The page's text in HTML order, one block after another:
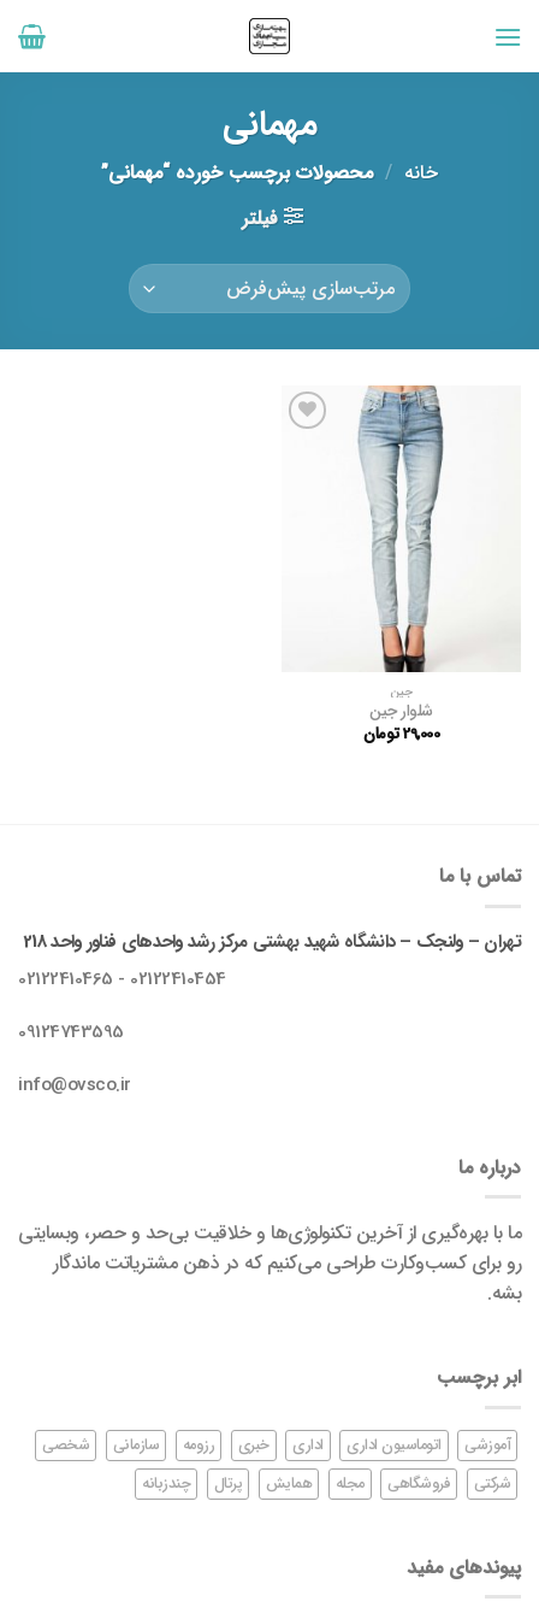
محتوا
مهمانی
خانه / محصولات برچسب خورده “مهمانی”
فیلتر
جین
شلوار جین
29,000تومان
تماس با ما
تهران – ولنجک – دانشگاه شهید بهشتی مرکز رشد واحدهای فناور واحد 218
02122410454 - 02122410465
09124743595
info@ovsco.ir
درباره ما
ما با بهره‌گیری از آخرین تکنولوژی‌ها و خلاقیت بی‌حد و حصر، وبسایتی
رو برای کسب‌وکارت طراحی می‌کنیم که در ذهن مشتریاتت ماندگار
بشه.
ابر برچسب
آموزشی اتوماسیون اداری اداری خبری رزومه سازمانی
شخصی
شرکتی
فروشگاهی مجله همایش پرتال چندزبانه
پیوندهای مفید